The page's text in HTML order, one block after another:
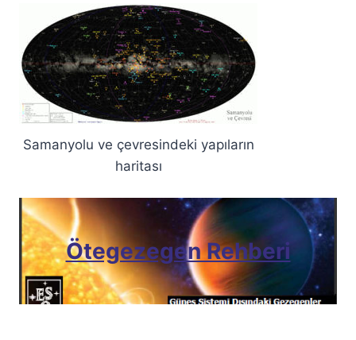
Samanyolu ve çevresindeki yapıların
haritası
Ötegezegen Rehberi